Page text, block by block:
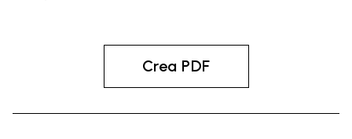
Crea PDF